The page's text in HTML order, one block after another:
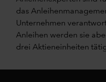
das
Unternehmen
Anleihen werden sie
drei Aktieneinheiten